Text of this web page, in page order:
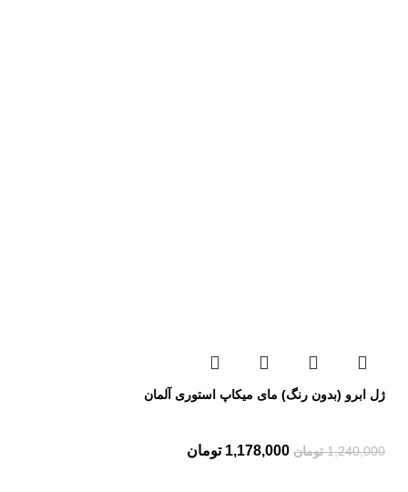
ژل ابرو (بدون رنگ) مای میکاپ استوری آلمان
1,240,000 تومان 1,178,000 تومان